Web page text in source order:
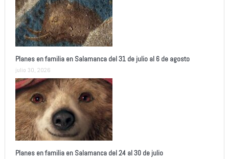
Planes en familia en Salamanca del 31 de julio al 6 de agosto
julio 30, 2026
Planes en familia en Salamanca del 24 al 30 de julio